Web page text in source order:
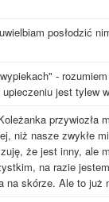
posłodzić
-
jest tylew
niż nasze zwykłe
że jest inny, ale
na razie
na skórze. Ale to